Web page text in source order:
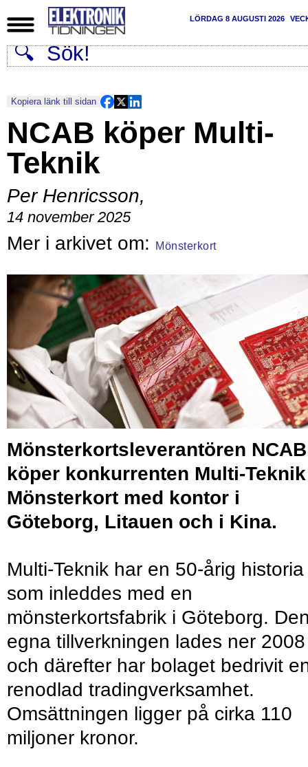
LÖRDAG 8 AUGUSTI 2026
Kopiera länk till sidan
NCAB köper Multi-
Teknik
Per Henricsson,
14 november 2025
Mönsterkort
Mönsterkortsleverantören NCAB
köper konkurrenten Multi-Teknik
Mönsterkort med kontor i
Göteborg, Litauen och i Kina.
Multi-Teknik har en 50-årig historia
som inleddes med en
mönsterkortsfabrik i Göteborg.
egna tillverkningen lades ner 2008
och därefter har bolaget bedrivit
renodlad tradingverksamhet.
Omsättningen ligger på cirka 110
miljoner kronor.